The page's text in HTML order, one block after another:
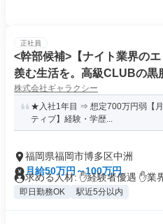
正社員
<幹部候補>【ナイト業界の
羨む生活を。高級CLUBの黒
株式会社ギャラクシー
★入社1年目 ⇒ 想定700万円弱【
ティブ】経験・学歴...
福岡県福岡市博多区中洲
月給50万円～100万円
求める人材: ✋経験者優遇 ✋業
即日勤務OK 駅近5分以内